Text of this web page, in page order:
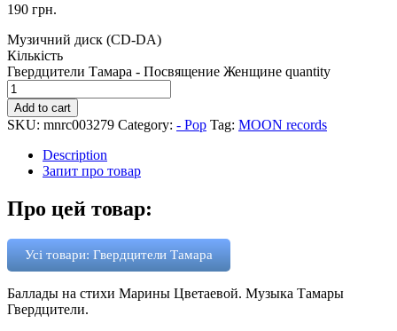
190 грн.
Музичний диск (CD-DA)
Кількість
Гвердцители Тамара - Посвящение Женщине quantity
Add to cart
SKU: mnrc003279 Category: - Pop Tag: MOON records
Description
Запит про товар
Про цей товар:
Усі товари: Гвердцители Тамара
Баллады на стихи Марины Цветаевой. Музыка Тамары
Гвердцители.